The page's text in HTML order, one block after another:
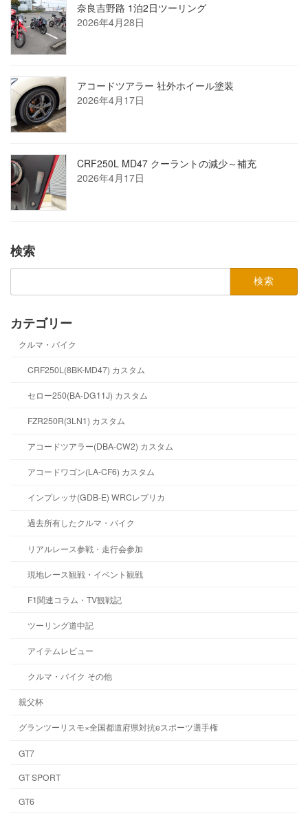
奈良吉野路 1泊2日ツーリング
2026年4月28日
アコードツアラー 社外ホイール塗装
2026年4月17日
CRF250L MD47 クーラントの減少～補充
2026年4月17日
検索
検
カテゴリー
クルマ・バイク
CRF250L(8BK-MD47) カスタム
セロー250(BA-DG11J) カスタム
FZR250R(3LN1) カスタム
アコードツアラー(DBA-CW2) カスタム
アコードワゴン(LA-CF6) カスタム
インプレッサ(GDB-E) WRCレプリカ
過去所有したクルマ・バイク
リアルレース参戦・走行会参加
現地レース観戦・イベント観戦
F1関連コラム・TV観戦記
ツーリング道中記
アイテムレビュー
クルマ・バイク その他
親父杯
グランツーリスモ×全国都道府県対抗eスポーツ選手権
GT7
GT SPORT
GT6